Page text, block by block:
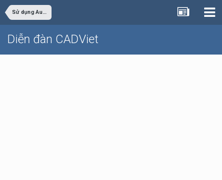
Sử dụng AutoCAD
Diễn đàn CADViet